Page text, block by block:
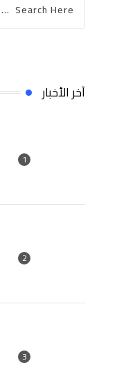
آخر الأخبار